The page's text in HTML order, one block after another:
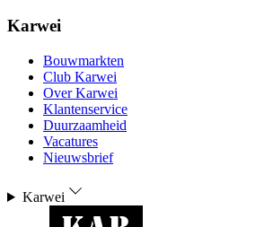
Karwei
Bouwmarkten
Club Karwei
Over Karwei
Klantenservice
Duurzaamheid
Vacatures
Nieuwsbrief
Karwei